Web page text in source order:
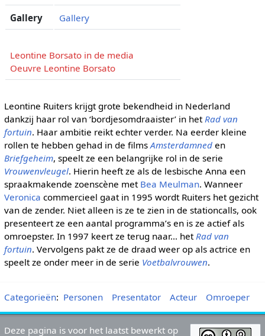
Gallery Gallery
Leontine Borsato in de media
Oeuvre Leontine Borsato
Leontine Ruiters krijgt grote bekendheid in Nederland
dankzij haar rol van ‘bordjesomdraaister’ in hetRad van
fortuin. Haar ambitie reikt echter verder. Na eerder kleine
rollen te hebben gehad in de filmsAmsterdamneden
Briefgeheim, speelt ze een belangrijke rol in de serie
Vrouwenvleugel. Hierin heeft ze als de lesbische Anna een
spraakmakende zoenscène met Bea Meulman. Wanneer
Veronica commercieel gaat in 1995 wordt Ruiters het gezicht
van de zender. Niet alleen is ze te zien in de stationcalls, ook
presenteert ze een aantal programma’s en is ze actief als
omroepster. In 1997 keert ze terug naar… hetRad van
fortuin. Vervolgens pakt ze de draad weer op als actrice en
speelt ze onder meer in de serie Voetbalvrouwen.
Categorieën: Personen Presentator Acteur Omroeper
Deze pagina is voor het laatst bewerkt op